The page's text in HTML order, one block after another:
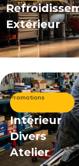
Extérieur
Promotions
Intérieur
Divers
Atelier